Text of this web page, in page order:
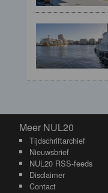
Meer NUL20
Meer NUL20
Tijdschriftarchief
Nieuwsbrief
NUL20 RSS-feeds
Disclaimer
Contact